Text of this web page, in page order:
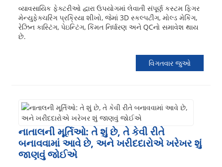
વ્યાવસાયિક ફેક્ટરીઓ દ્વારા ઉપયોગમાં લેવાતી સંપૂર્ણ કસ્ટમ ફિગર
મેન્યુફેક્ચરિંગ પ્રક્રિયા શીખો, જેમાં 3D સ્કલ્પટીંગ, મોલ્ડ મેકિંગ,
રેઝિન કાસ્ટિંગ, પેઇન્ટિંગ, કિંમત નિર્ધારણ અને QCનો સમાવેશ થાય
છે.
વિગતવાર જુઓ
નાતાલની મૂર્તિઓ: તે શું છે, તે કેવી રીતે
બનાવવામાં આવે છે, અને ખરીદદારોએ ખરેખર શું
જાણવું જોઈએ